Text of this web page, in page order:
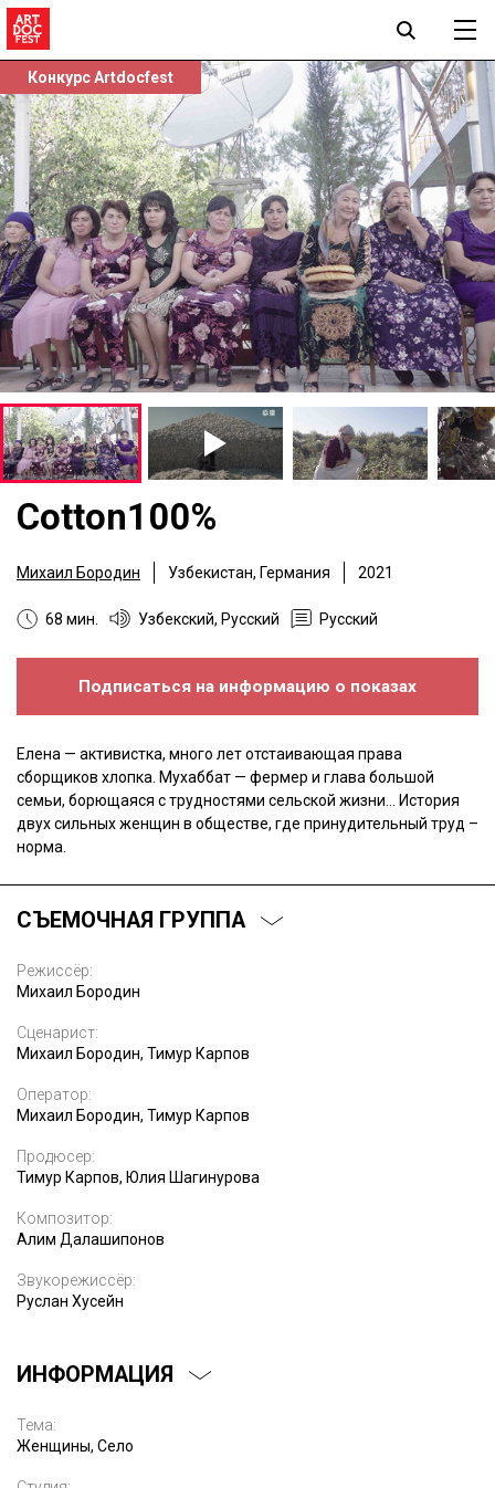
Конкурс Artdocfest
Cotton100%
Михаил Бородин Узбекистан, Германия 2021
68 мин. Узбекский, Русский Русский
Подписаться на информацию о показах
Елена — активистка, много лет отстаивающая права
сборщиков хлопка. Мухаббат — фермер и глава большой
семьи, борющаяся с трудностями сельской жизни... История
двух сильных женщин в обществе, где принудительный труд –
норма.
СЪЕМОЧНАЯ ГРУППА
Режиссёр:
Михаил Бородин
Сценарист:
Михаил Бородин, Тимур Карпов
Оператор:
Михаил Бородин, Тимур Карпов
Продюсер:
Тимур Карпов, Юлия Шагинурова
Композитор:
Алим Далашипонов
Звукорежиссёр:
Руслан Хусейн
ИНФОРМАЦИЯ
Тема:
Женщины, Село